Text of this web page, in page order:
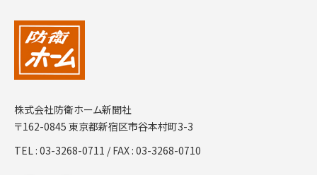
株式会社防衛ホーム新聞社
〒162-0845 東京都新宿区市谷本村町3-3
TEL :03-3268-0711 / FAX : 03-3268-0710